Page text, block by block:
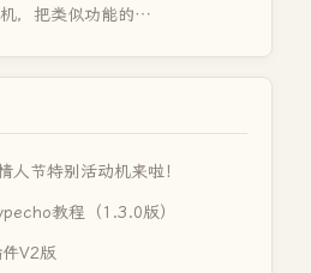
，把类似功能的…
人节特别活动机来啦！
教程（1.3.0版）
V2版